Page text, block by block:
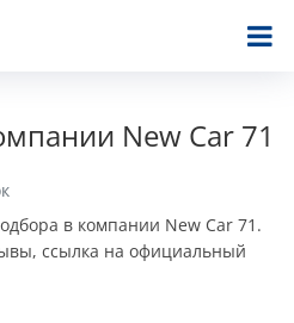
New Car 71
в компании New Car 71.
ссылка на официальный